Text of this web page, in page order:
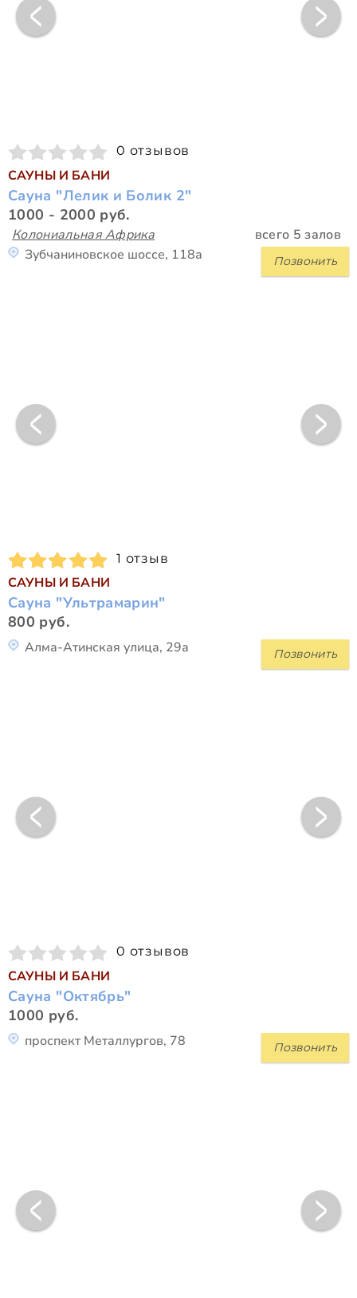
0 отзывов
САУНЫ И БАНИ
Сауна "Лелик и Болик 2"
1000 - 2000 руб.
Колониальная Африка всего 5 залов
Позвонить
Зубчаниновское шоссе, 118а
1 отзыв
САУНЫ И БАНИ
Сауна "Ультрамарин"
800 руб.
Позвонить
Алма-Атинская улица, 29а
0 отзывов
САУНЫ И БАНИ
Сауна "Октябрь"
1000 руб.
Позвонить
проспект Металлургов, 78